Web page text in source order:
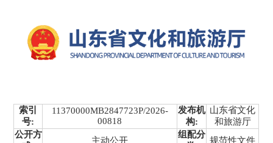
索引
号:
11370000MB2847723P/2026-
00818
发布机
构:
山东省文化
和旅游厅
公开方
主动公开
组配分
规范性文件